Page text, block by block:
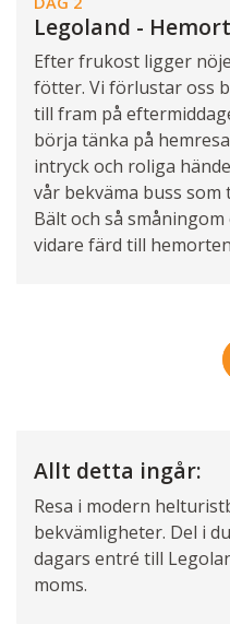
Legoland -
Efter frukost ligger
fötter. Vi förlustar oss
till fram på
börja tänka på
intryck och roliga
vår bekväma buss som
Bält och så
vidare färd till
Allt detta ingår:
Resa i modern
bekvämligheter. Del i
dagars entré till
moms.